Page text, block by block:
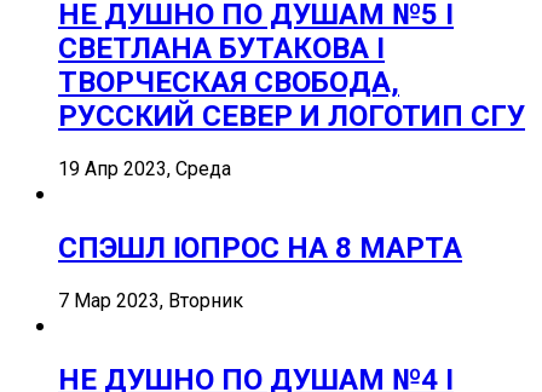
НЕ ДУШНО ПО ДУШАМ №5 I
СВЕТЛАНА БУТАКОВА I
ТВОРЧЕСКАЯ СВОБОДА,
РУССКИЙ СЕВЕР И ЛОГОТИП СГУ
19 Апр 2023, Среда
СПЭШЛ ӏ ОПРОС НА 8 МАРТА
7 Мар 2023, Вторник
НЕ ДУШНО ПО ДУШАМ №4 I